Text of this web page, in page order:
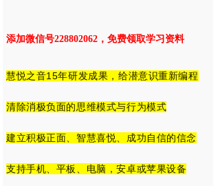
添加微信号228802062，免费领取学习资料
慧悦之音15年研发成果，给潜意识重新编程
清除消极负面的思维模式与行为模式
建立积极正面、智慧喜悦、成功自信的信念
支持手机、平板、电脑，安卓或苹果设备